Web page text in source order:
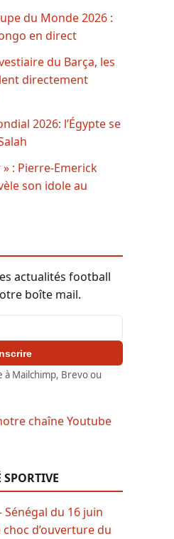
du Monde 2026 :
en direct
du Barça, les
directement
2026: l’Égypte se
» : Pierre-Emerick
son idole au
actualités football
boîte mail.
Mailchimp, Brevo ou
SPORTIVE
Sénégal du 16 juin
choc d’ouverture du